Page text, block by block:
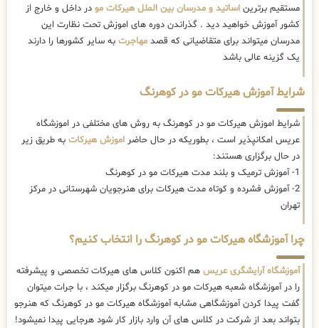
مستقیم برترین اساتید و مدرسان بین الملل هیرکات مو در داخل و خارج از
کشور آموزش خواهید دید . گذراندن دوره های اموزش تحت نظارت این
مدرسان میتواند برای متقاضیانی که قصد مهاجرت به سایر کشورها را دارند
یک گزینه عالی باشد
شرایط آموزش هیرکات مو در کوهرنگ
شرایط اموزش هیرکات مو در کوهرنگ به روش های مختلفی در اموزشگاه
عریس امکانپذیر است ، بطوریکه در حال حاضر اموزش هیرکات به طریق زیر
در حال برگزاری هستند:
1- آموزش ترمیک و بلند مدت هیرکات مو در کوهرنگ
2- آموزش فشرده و کوتاه مدت هیرکات برای هنرجویان شهرستانی در مرکز
تهران
چرا آموزشگاه هیرکات مو در کوهرنگ را انتخاب کنیم؟
آموزشگاه آرایشگری عریس هم اکنون کلاس های هیرکات تخصصی و پیشرفته
را در آموزشگاه شعبه هیرکات مو در کوهرنگ برگزار میکند ، با جرات میتوان
گفت پیدا کردن آموزشگاهی مشابه آموزشگاه هیرکات مو در کوهرنگ که هنرجو
بتواند بعد از شرکت در کلاس های آن وارد بازار کار شود هرجایی پیدا نمیشود!